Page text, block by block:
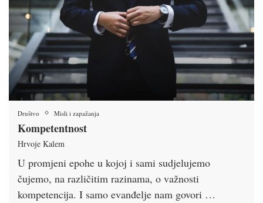
Društvo Misli i zapažanja
Kompetentnost
Hrvoje Kalem
U promjeni epohe u kojoj i sami sudjelujemo
čujemo, na različitim razinama, o važnosti
kompetencija. I samo evanđelje nam govori …